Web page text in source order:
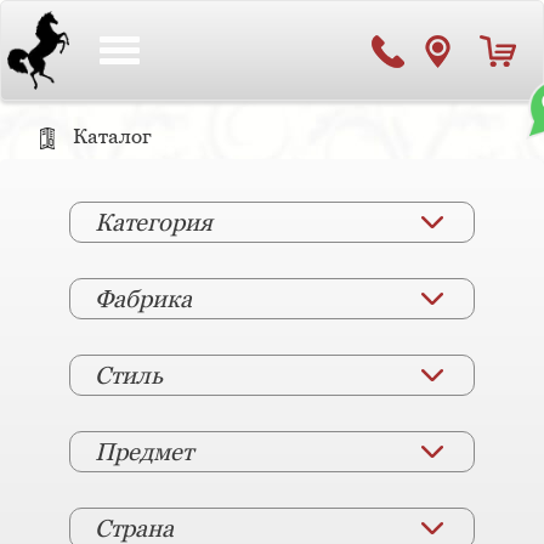
Каталог
Категория
Фабрика
Стиль
Предмет
Страна